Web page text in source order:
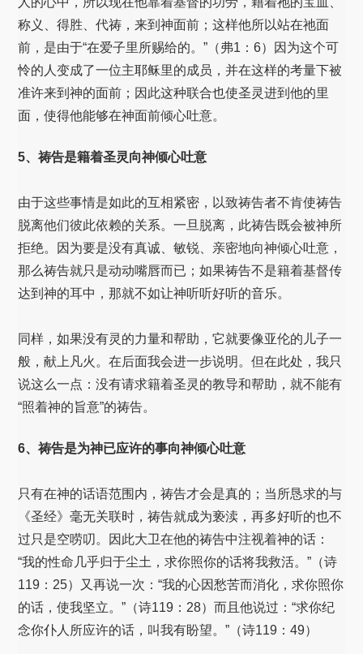
称义、得胜、代祷，来到神面前；这样他所以站在祂面
前，是由于“在爱子里所赐给的。”（弗1：6）因为这个可
怜的人变成了一位主耶稣里的成员，并在这样的考量下被
准许来到神的面前；因此这种联合也使圣灵进到他的里
面，使得他能够在神面前倾心吐意。
5、祷告是籍着圣灵向神倾心吐意
由于这些事情是如此的互相紧密，以致祷告者不肯使祷告
脱离他们彼此依赖的关系。一旦脱离，此祷告既会被神所
拒绝。因为要是没有真诚、敏锐、亲密地向神倾心吐意，
那么祷告就只是动动嘴唇而已；如果祷告不是籍着基督传
达到神的耳中，那就不如让神听听好听的音乐。
同样，如果没有灵的力量和帮助，它就要像亚伦的儿子一
般，献上凡火。在后面我会进一步说明。但在此处，我只
说这么一点：没有请求籍着圣灵的教导和帮助，就不能有
“照着神的旨意”的祷告。
6、祷告是为神已应许的事向神倾心吐意
只有在神的话语范围内，祷告才会是真的；当所恳求的与
《圣经》毫无关联时，祷告就成为亵渎，再多好听的也不
过只是空唠叨。因此大卫在他的祷告中注视着神的话：
“我的性命几乎归于尘土，求你照你的话将我救活。”（诗
119：25）又再说一次：“我的心因愁苦而消化，求你照你
的话，使我坚立。”（诗119：28）而且他说过：“求你纪
念你仆人所应许的话，叫我有盼望。”（诗119：49）